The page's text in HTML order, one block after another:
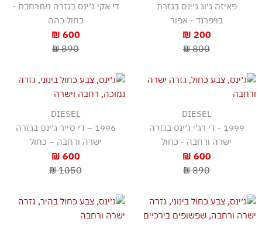
פאיזה ג׳וג ג׳ינס בגזרת
בויפרנד - אפור
200 ₪
800 ₪
די אקי ג׳ינס בגזרה מתרחבת -
כחול כהה
600 ₪
890 ₪
DIESEL
1999 - די רג׳י ג׳ינס בגזרה
ישרה ורחבה - כחול
600 ₪
890 ₪
DIESEL
1996 – די סייר ג׳ינס בגזרה
ישרה ורחבה – כחול
600 ₪
1050 ₪